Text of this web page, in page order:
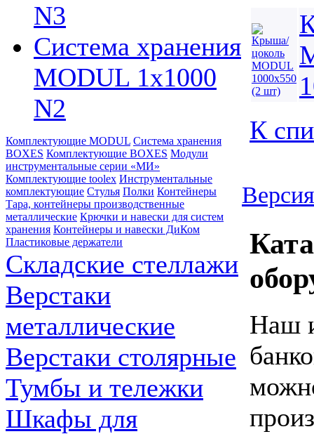
N3
Система хранения
MODUL 1х1000
N2
Комплектующие MODUL Система хранения
BOXES Комплектующие BOXES Модули
инструментальные серии «МИ»
Комплектующие toolex Инструментальные
комплектующие Стулья Полки Контейнеры
Тара, контейнеры производственные
металлические Крючки и навески для систем
хранения Контейнеры и навески ДиКом
Пластиковые держатели
Складские стеллажи
Верстаки
металлические
Верстаки столярные
Тумбы и тележки
Шкафы для
К
Наш